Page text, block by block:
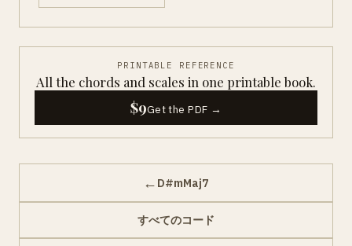
PRINTABLE REFERENCE
All the chords and scales in one printable book.
$9Get the PDF →
← D#mMaj7
すべてのコード